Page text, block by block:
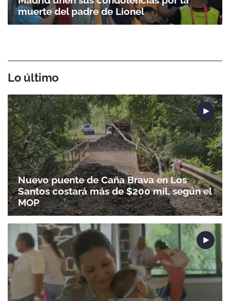
muerte del padre de Lionel
Lo último
Nuevo puente de Caña Brava en Los
Santos costará más de $200 mil, según el
MOP